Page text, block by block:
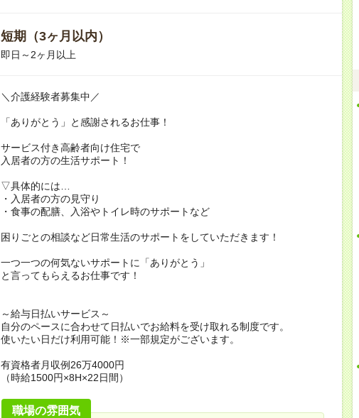
短期（3ヶ月以内）
即日～2ヶ月以上
＼介護経験者募集中／
「ありがとう」と感謝されるお仕事！
サービス付き高齢者向け住宅で
入居者の方の生活サポート！
▽具体的には…
・入居者の方の見守り
・食事の配膳、入浴やトイレ時のサポートなど
困りごとの相談など日常生活のサポートをしていただきます！
一つ一つの何気ないサポートに「ありがとう」
と言ってもらえるお仕事です！
～給与日払いサービス～
自分のペースに合わせて日払いでお給料を受け取れる制度です。
使いたい日だけ利用可能！※一部規定がございます。
有資格者月収例26万4000円
（時給1500円×8H×22日間）
職場の雰囲気